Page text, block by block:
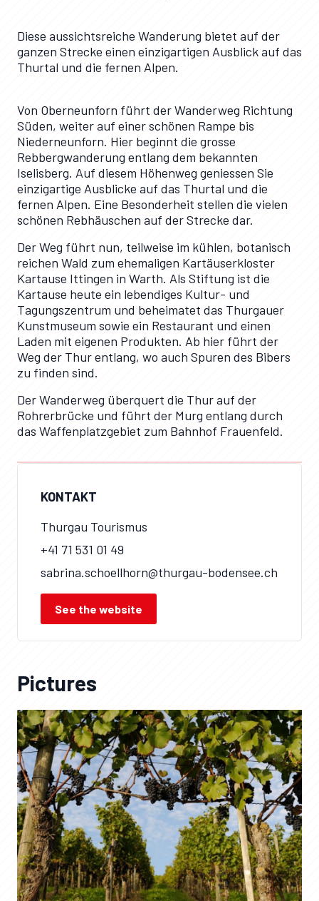
KONTAKT
Thurgau Tourismus
+41 71 531 01 49
sabrina.schoellhorn@thurgau-bodensee.ch
See the website
Diese aussichtsreiche Wanderung bietet auf der
ganzen Strecke einen einzigartigen Ausblick auf das
Thurtal und die fernen Alpen.
Von Oberneunforn führt der Wanderweg Richtung
Süden, weiter auf einer schönen Rampe bis
Niederneunforn. Hier beginnt die grosse
Rebbergwanderung entlang dem bekannten
Iselisberg. Auf diesem Höhenweg geniessen Sie
einzigartige Ausblicke auf das Thurtal und die
fernen Alpen. Eine Besonderheit stellen die vielen
schönen Rebhäuschen auf der Strecke dar.
Der Weg führt nun, teilweise im kühlen, botanisch
reichen Wald zum ehemaligen Kartäuserkloster
Kartause Ittingen in Warth. Als Stiftung ist die
Kartause heute ein lebendiges Kultur- und
Tagungszentrum und beheimatet das Thurgauer
Kunstmuseum sowie ein Restaurant und einen
Laden mit eigenen Produkten. Ab hier führt der
Weg der Thur entlang, wo auch Spuren des Bibers
zu finden sind.
Der Wanderweg überquert die Thur auf der
Rohrerbrücke und führt der Murg entlang durch
das Waffenplatzgebiet zum Bahnhof Frauenfeld.
Pictures